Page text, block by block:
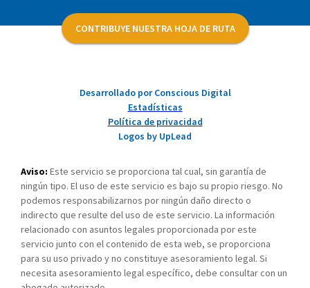
CONTRIBUYE NUESTRA HOJA DE RUTA
Desarrollado por Conscious Digital
Estadísticas
Política de privacidad
Logos by UpLead
Aviso: Este servicio se proporciona tal cual, sin garantía de
ningún tipo. El uso de este servicio es bajo su propio riesgo. No
podemos responsabilizarnos por ningún daño directo o
indirecto que resulte del uso de este servicio. La información
relacionado con asuntos legales proporcionada por este
servicio junto con el contenido de esta web, se proporciona
para su uso privado y no constituye asesoramiento legal. Si
necesita asesoramiento legal específico, debe consultar con un